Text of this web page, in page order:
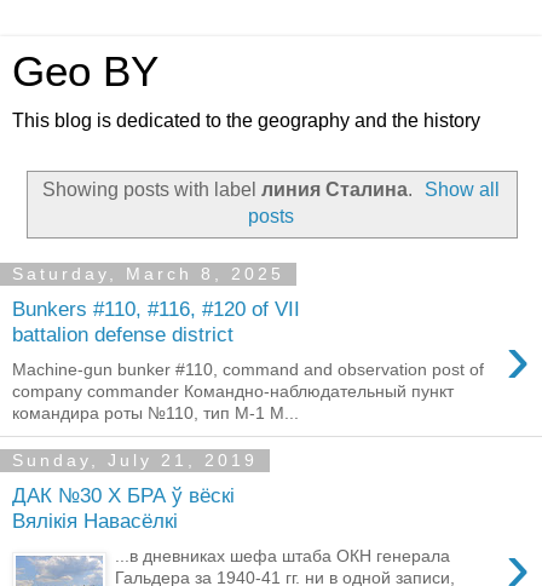
Geo BY
This blog is dedicated to the geography and the history
Showing posts with label линия Сталина.
Show all
posts
Saturday, March 8, 2025
Bunkers #110, #116, #120 of VII
battalion defense district
›
Machine-gun bunker #110, command and observation post of
company commander Командно-наблюдательный пункт
командира роты №110, тип М-1 M...
Sunday, July 21, 2019
ДАК №30 X БРА ў вёскі
Вялікія Навасёлкі
›
...в дневниках шефа штаба ОКН генерала
Гальдера за 1940-41 гг. ни в одной записи,